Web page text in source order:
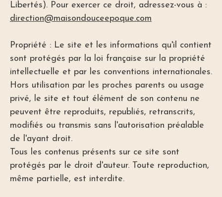
Libertés). Pour exercer ce droit, adressez-vous à :
direction@maisondouceepoque.com
Propriété : Le site et les informations qu'il contient
sont protégés par la loi française sur la propriété
intellectuelle et par les conventions internationales.
Hors utilisation par les proches parents ou usage
privé, le site et tout élément de son contenu ne
peuvent être reproduits, republiés, retranscrits,
modifiés ou transmis sans l'autorisation préalable
de l'ayant droit.
Tous les contenus présents sur ce site sont
protégés par le droit d'auteur. Toute reproduction,
même partielle, est interdite.